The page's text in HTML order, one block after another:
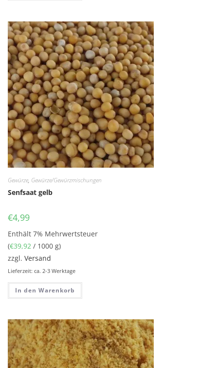
Gewürze, Gewürze/Gewürzmischungen
Senfsaat gelb
€4,99
Enthält 7% Mehrwertsteuer
(€39,92 / 1000 g)
zzgl.Versand
Lieferzeit: ca. 2-3 Werktage
In den Warenkorb